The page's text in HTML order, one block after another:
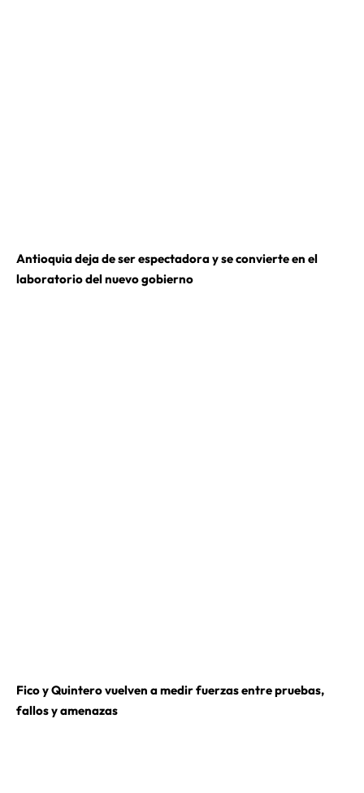
Antioquia deja de ser espectadora y se convierte en el
laboratorio del nuevo gobierno
Fico y Quintero vuelven a medir fuerzas entre pruebas,
fallos y amenazas